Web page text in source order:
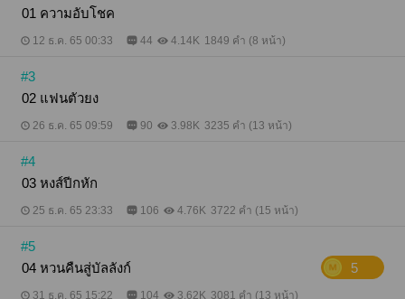
01 ความอับโชค
12 ธ.ค. 65 00:33 44 4.14K 1849 คำ (8 หน้า)
#3
02 แฟนตัวยง
26 ธ.ค. 65 09:59 90 3.98K 3235 คำ (13 หน้า)
#4
03 หงส์ปีกหัก
25 ธ.ค. 65 23:33 106 4.76K 3722 คำ (15 หน้า)
#5
04 หวนคืนสู่บัลลังก์
5
31 ธ.ค. 65 15:22 104 3.62K 3081 คำ (13 หน้า)